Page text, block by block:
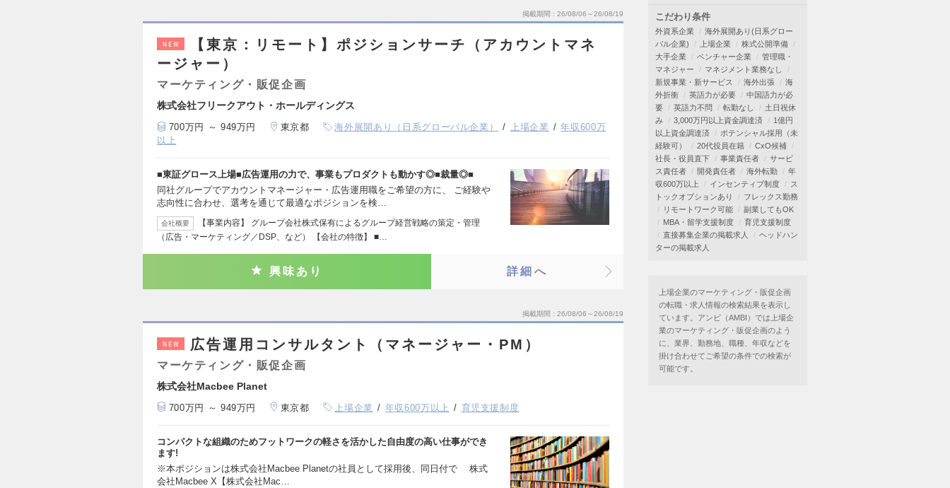
掲載期間 26/08/06～26/08/19
NEW
【東京：リモート】ポジションサーチ（アカウントマネ
ージャー）
マーケティング・販促企画
株式会社フリークアウト・ホールディングス
700万円 ～ 949万円 東京都 海外展開あり（日系グローバル企業） 上場企業
年収600万
以上
■東証グロース上場■広告運用の力で、事業もプロダクトも動かす◎■裁量◎■
同社グループでアカウントマネージャー・広告運用職をご希望の方に、 ご経験や
志向性に合わせ、選考を通じて最適なポジションを検…
会社概要
【事業内容】 グループ会社株式保有によるグループ経営戦略の策定・管理
（広告・マーケティング／DSP、など） 【会社の特徴】 ■…
興味あり 詳細へ
掲載期間 26/08/06～26/08/19
NEW 広告運用コンサルタント（マネージャー・PM）
マーケティング・販促企画
株式会社Macbee Planet
700万円 ～ 949万円 東京都 上場企業 年収600万以上 育児支援制度
コンパクトな組織のためフットワークの軽さを活かした自由度の高い仕事ができ
ます!
※本ポジションは株式会社Macbee Planetの社員として採用後、同日付で 株式
会社Macbee X【株式会社Mac…
こだわり条件
外資系企業
海外展開あり(日系グロー
バル企業)
上場企業
株式公開準備
大手企業
ベンチャー企業
管理職・
マネジャー
マネジメント業務なし
新規事業・新サービス
海外出張
海
外折衝
英語力が必要
中国語力が必
要
英語力不問 転勤なし
土日祝休
み
3,000万円以上資金調達済
1億円
以上資金調達済
ポテンシャル採用（未
経験可）
20代役員在籍
CxO候補
社長・役員直下
事業責任者
サービ
ス責任者
開発責任者 海外転勤
年
収600万以上
インセンティブ制度
ス
トックオプションあり
フレックス勤務
リモートワーク可能
副業してもOK
MBA・留学支援制度
育児支援制度
直接募集企業の掲載求人
ヘッドハン
ターの掲載求人
上場企業のマーケティング・販促企画
の転職・求人情報の検索結果を表示し
ています。アンビ（AMBI）では上場企
業のマーケティング・販促企画のよう
に、業界、勤務地、職種、年収などを
掛け合わせてご希望の条件での検索が
可能です。